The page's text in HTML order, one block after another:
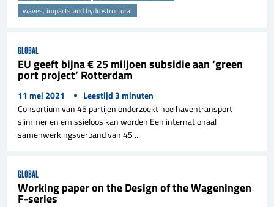
waves, impacts and hydrostructural
GLOBAL
EU geeft bijna € 25 miljoen subsidie aan ‘green
port project’ Rotterdam
11 mei 2021 Leestijd 3 minuten
Consortium van 45 partijen onderzoekt hoe haventransport
slimmer en emissieloos kan worden Een internationaal
samenwerkingsverband van 45 ...
GLOBAL
Working paper on the Design of the Wageningen
F-series